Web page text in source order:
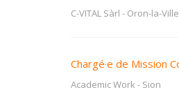
C-VITAL Sàrl - Oron-la-Ville
Chargé·e de Mission
Academic Work - Sion